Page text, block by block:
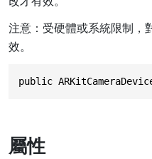
注意：受硬體或系統限制，
效。
public
屬性